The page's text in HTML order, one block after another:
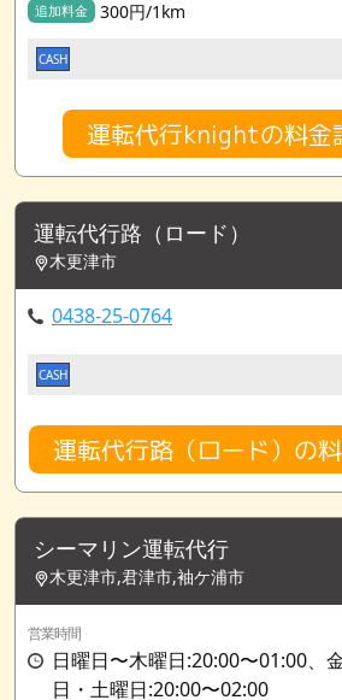
追加料金 300円/1km
CASH
運転代行knightの料金
運転代行路（ロード）
木更津市
0438-25-0764
CASH
運転代行路（ロード）の
シーマリン運転代行
木更津市,君津市,袖ケ浦市
営業時間
日曜日〜木曜日:20:00〜01:00、
日・土曜日:20:00〜02:00